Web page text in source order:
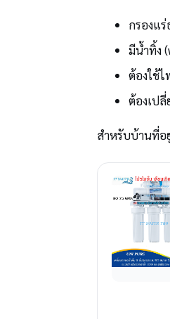
กรองแ
มีน้ำทิ้ง
ต้องใช้
ต้องเป
สำหรับบ้านที่อ